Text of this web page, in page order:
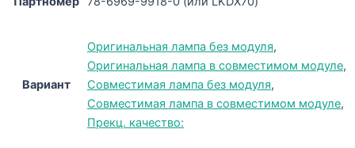
Вариант
Оригинальная лампа без модуля,
Оригинальная лампа в совместимом модуле,
Совместимая лампа без модуля,
Совместимая лампа в совместимом модуле,
Прекц. качество: